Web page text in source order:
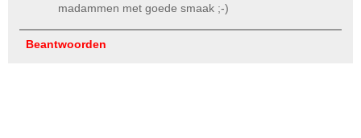
madammen met goede smaak ;-)
Beantwoorden